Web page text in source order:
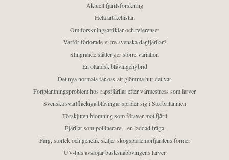
Aktuell fjärilsforskning
Hela artikellistan
Om forskningsartiklar och referenser
Varför förlorade vi tre svenska dagfjärilar?
Slingrande slåtter ger större variation
En öländsk blåvingehybrid
Det nya normala får oss att glömma hur det var
Fortplantningsproblem hos rapsfjärilar efter värmestress som larver
Svenska svartfläckiga blåvingar sprider sig i Storbritannien
Förskjuten blomning som försvar mot fjäril
Fjärilar som pollinerare – en laddad fråga
Färg, storlek och genetik skiljer skogspärlemorfjärilens former
UV-ljus avslöjar busksnabbvingens larver